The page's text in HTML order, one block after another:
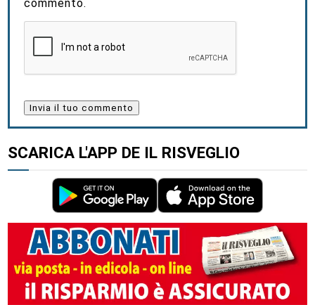
commento.
SCARICA L'APP DE IL RISVEGLIO